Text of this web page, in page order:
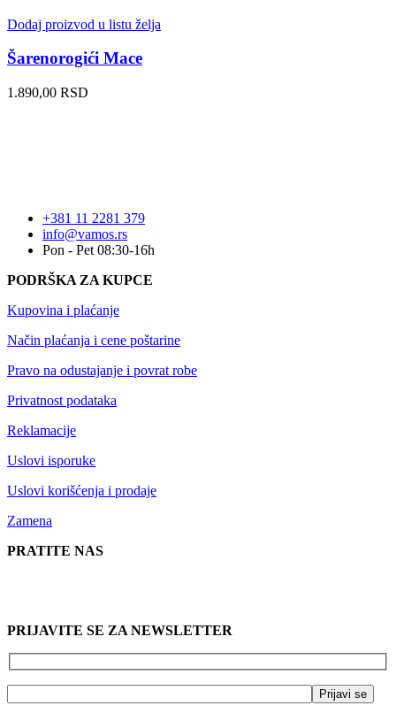
Dodaj proizvod u listu želja
Šarenorogići Mace
1.890,00 RSD
+381 11 2281 379
info@vamos.rs
Pon - Pet 08:30-16h
PODRŠKA ZA KUPCE
Kupovina i plaćanje
Način plaćanja i cene poštarine
Pravo na odustajanje i povrat robe
Privatnost podataka
Reklamacije
Uslovi isporuke
Uslovi korišćenja i prodaje
Zamena
PRATITE NAS
PRIJAVITE SE ZA NEWSLETTER